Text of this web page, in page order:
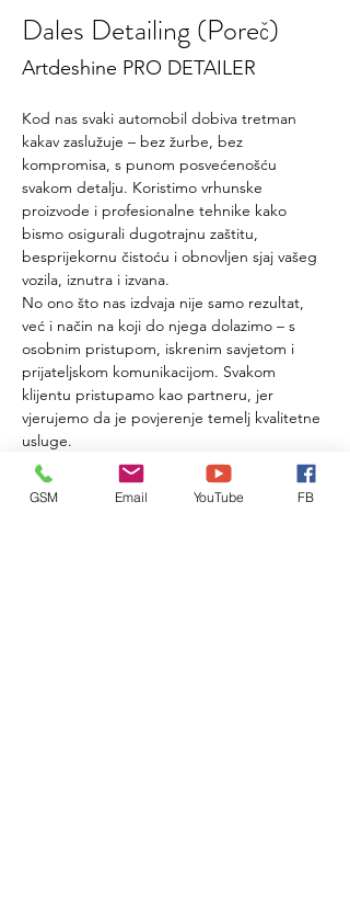
Dales Detailing (Poreč)
Artdeshine PRO DETAILER
Kod nas svaki automobil dobiva tretman
kakav zaslužuje – bez žurbe, bez
kompromisa, s punom posvećenošću
svakom detalju. Koristimo vrhunske
proizvode i profesionalne tehnike kako
bismo osigurali dugotrajnu zaštitu,
besprijekornu čistoću i obnovljen sjaj vašeg
vozila, iznutra i izvana.
No ono što nas izdvaja nije samo rezultat,
već i način na koji do njega dolazimo – s
osobnim pristupom, iskrenim savjetom i
prijateljskom komunikacijom. Svakom
klijentu pristupamo kao partneru, jer
vjerujemo da je povjerenje temelj kvalitetne
usluge.
Bez obzira treba li vam temeljito čišćenje
interijera, dekontaminacija laka, korekcija
boje ili zaštita keramičkim premazom –
GSM Email YouTube FB